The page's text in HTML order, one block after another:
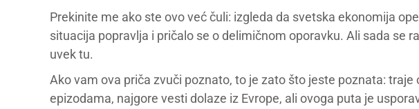
Prekinite me ako ste ovo već čuli: izgleda da svetska ekonomija
situacija popravlja i pričalo se o delimičnom oporavku. Ali sada se
uvek tu.
Ako vam ova priča zvuči poznato, to je zato što jeste poznata: traje
epizodama, najgore vesti dolaze iz Evrope, ali ovoga puta je